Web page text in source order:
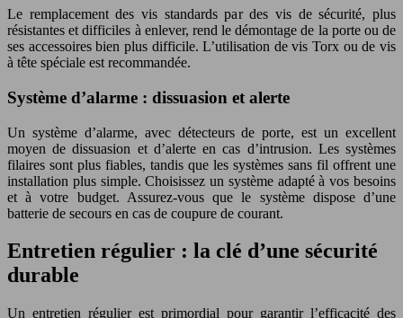
Le remplacement des vis standards par des vis de sécurité, plus
résistantes et difficiles à enlever, rend le démontage de la porte ou de
ses accessoires bien plus difficile. L’utilisation de vis Torx ou de vis
à tête spéciale est recommandée.
Système d’alarme : dissuasion et alerte
Un système d’alarme, avec détecteurs de porte, est un excellent
moyen de dissuasion et d’alerte en cas d’intrusion. Les systèmes
filaires sont plus fiables, tandis que les systèmes sans fil offrent une
installation plus simple. Choisissez un système adapté à vos besoins
et à votre budget. Assurez-vous que le système dispose d’une
batterie de secours en cas de coupure de courant.
Entretien régulier : la clé d’une sécurité
durable
Un entretien régulier est primordial pour garantir l’efficacité des